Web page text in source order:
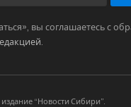
вы соглашаетесь с
“Новости Сибири”.